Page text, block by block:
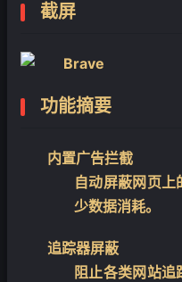
截屏
功能摘要
内置广告拦截
自动屏蔽网页
少数据消耗。
追踪器屏蔽
阻止各类网站